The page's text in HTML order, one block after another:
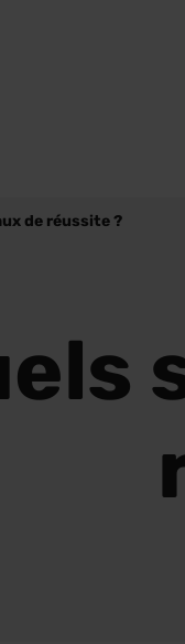
de réussite ?